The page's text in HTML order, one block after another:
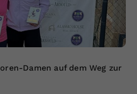
Damen auf dem Weg zur